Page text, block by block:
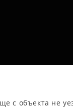
с объекта не